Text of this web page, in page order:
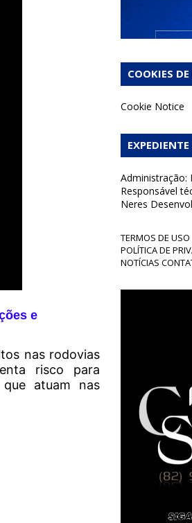
e
nas rodovias
risco para
atuam nas
COOKIES
Cookie Notice
Administração:
Responsável
Neres
TERMOS DE
POLÍTICA DE
NOTÍCIAS